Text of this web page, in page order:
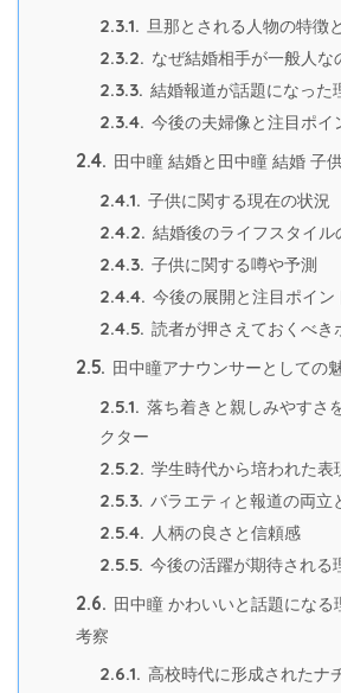
2.3.1. 旦那とされる人物の特徴
2.3.2. なぜ結婚相手が一般人な
2.3.3. 結婚報道が話題になった
2.3.4. 今後の夫婦像と注目ポイ
2.4. 田中瞳 結婚と田中瞳 結婚 子
2.4.1. 子供に関する現在の状況
2.4.2. 結婚後のライフスタイル
2.4.3. 子供に関する噂や予測
2.4.4. 今後の展開と注目ポイン
2.4.5. 読者が押さえておくべき
2.5. 田中瞳アナウンサーとしての
2.5.1. 落ち着きと親しみやすさ
クター
2.5.2. 学生時代から培われた表
2.5.3. バラエティと報道の両立
2.5.4. 人柄の良さと信頼感
2.5.5. 今後の活躍が期待される
2.6. 田中瞳 かわいいと話題になる
考察
2.6.1. 高校時代に形成されたナ